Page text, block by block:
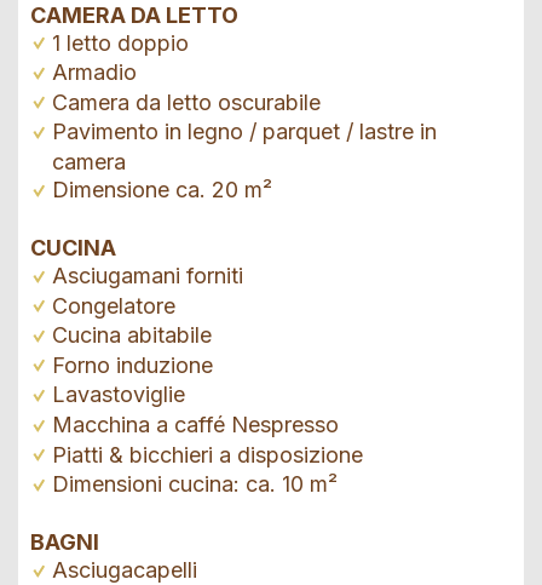
CAMERA DA LETTO
1 letto doppio
Armadio
Camera da letto oscurabile
Pavimento in legno / parquet / lastre in
camera
Dimensione ca. 20 m²
CUCINA
Asciugamani forniti
Congelatore
Cucina abitabile
Forno induzione
Lavastoviglie
Macchina a caffé Nespresso
Piatti & bicchieri a disposizione
Dimensioni cucina: ca. 10 m²
BAGNI
Asciugacapelli